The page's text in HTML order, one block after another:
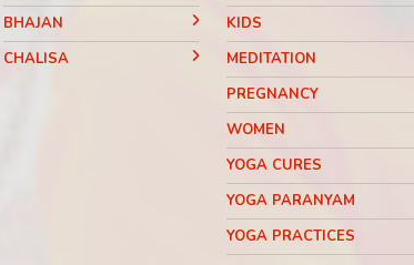
BHAJAN
CHALISA
KIDS
MEDITATION
PREGNANCY
WOMEN
YOGA CURES
YOGA PARANYAM
YOGA PRACTICES